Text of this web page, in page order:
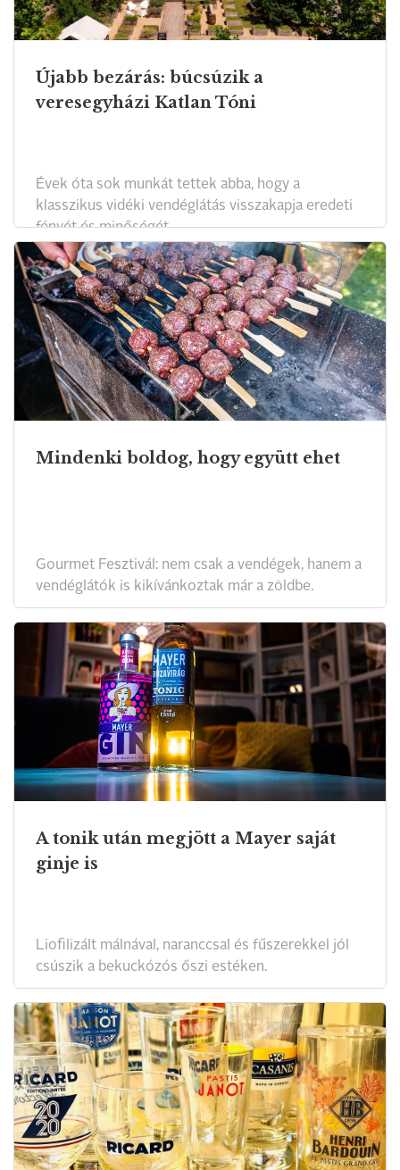
Újabb bezárás: búcsúzik a
veresegyházi Katlan Tóni
Évek óta sok munkát tettek abba, hogy a
klasszikus vidéki vendéglátás visszakapja eredeti
fényét és minőségét.
Mindenki boldog, hogy együtt ehet
Gourmet Fesztivál: nem csak a vendégek, hanem a
vendéglátók is kikívánkoztak már a zöldbe.
A tonik után megjött a Mayer saját
ginje is
Liofilizált málnával, naranccsal és fűszerekkel jól
csúszik a bekuckózós őszi estéken.